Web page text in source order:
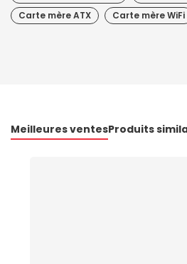
Carte mère ATX
Carte mère WiFi
Meilleures ventesProduits